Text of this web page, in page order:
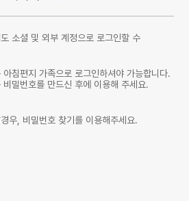
소셜 및 외부 계정으로 로그인할 수
침편지 가족으로 로그인하셔야 가능합니다.
밀번호를 만드신 후에 이용해 주세요.
우, 비밀번호 찾기를 이용해주세요.